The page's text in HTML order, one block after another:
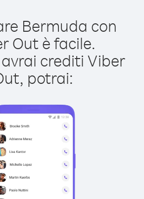
Bermuda con
Out è facile.
crediti Viber
potrai: